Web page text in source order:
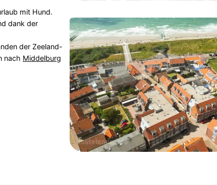
mit Hund.
dank der
der Zeeland-
nach Middelburg